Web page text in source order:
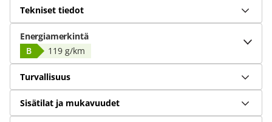
Tekniset tiedot
Energiamerkintä
B
119 g/km
Turvallisuus
Sisätilat ja mukavuudet